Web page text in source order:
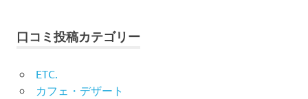
ョ
ン
口コミ投稿カテゴリー
ETC.
カフェ・デザート